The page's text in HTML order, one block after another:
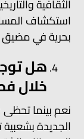
الثقافية
استكشاف
بحرية في مضيق
هل
خلال
نعم بينما
الجديدة